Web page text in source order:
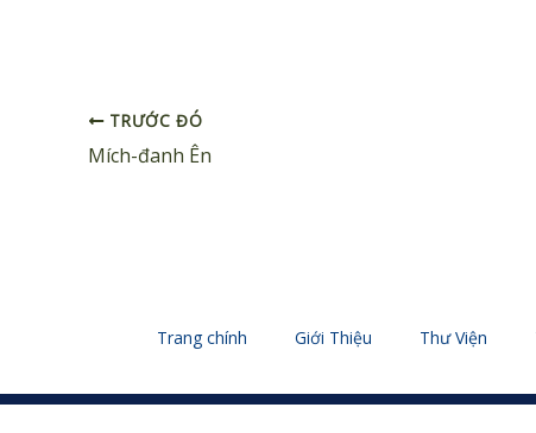
TRƯỚC ĐÓ
Mích-đanh Ên
Trang chính Giới Thiệu Thư Viện